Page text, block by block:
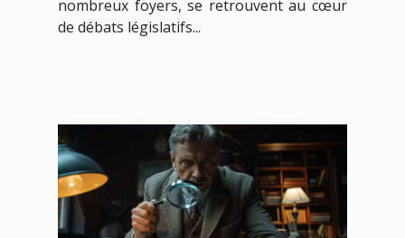
nombreux foyers, se retrouvent au cœur
de débats législatifs...